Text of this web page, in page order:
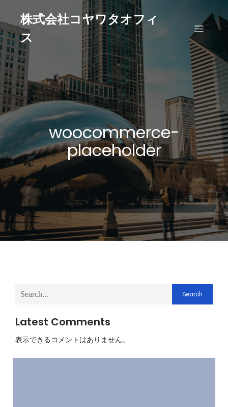
株式会社コヤワタオフィ
ス
woocommerce-
placeholder
Search
Latest Comments
表示できるコメントはありません。